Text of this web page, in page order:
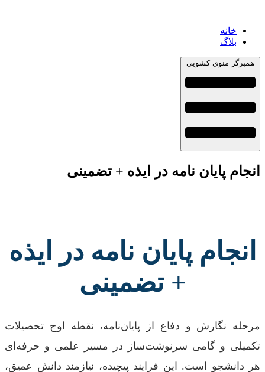
خانه
بلاگ
همبرگر منوی کشویی
انجام پایان نامه در ایذه + تضمینی
انجام پایان نامه در ایذه
+ تضمینی
مرحله نگارش و دفاع از پایان‌نامه، نقطه اوج تحصیلات
تکمیلی و گامی سرنوشت‌ساز در مسیر علمی و حرفه‌ای
هر دانشجو است. این فرایند پیچیده، نیازمند دانش عمیق،